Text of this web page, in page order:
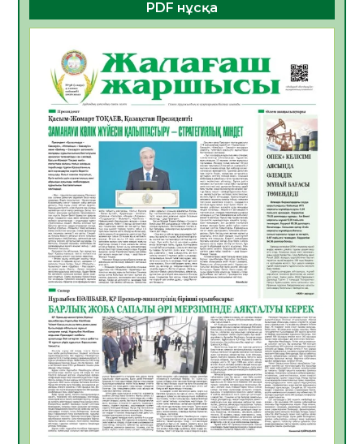
ҚҰРЫЛТАЙ САЙЛАУЫ – БОЛАШАҚҚА
БАСТАР ЖАУАПТЫ ТАҢДАУ
06.08.2026
Инфекциялық ауруларға қарсы иммундау
жұмыстарының тиімділігі
06.08.2026
36
Көкжөтел ауруы туралы
06.08.2026
33
АПВ вакцинасы туралы мәлімет
06.08.2026
33
Open Air: Қызылорда облысы полиция
департаменті 20 мыңнан астам
көрерменнің қауіпсіздігін қамтамасыз етті
06.08.2026
45
ҚЫЗЫЛОРДАДА «САНАЛЫ ҰРПАҚ –
ЖАРҚЫН БОЛАШАҚ» АТТЫ КЕҢЕЙТІЛГЕН
МӘЖІЛІС ӨТТІ
05.08.2026
45
Қазақстан Орталық Азиядағы көшуге ең
PDF нұсқа